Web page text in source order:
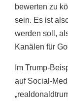
bewerten zu
sein. Es ist
werden soll,
Kanälen für
Im Trump-
auf Social-